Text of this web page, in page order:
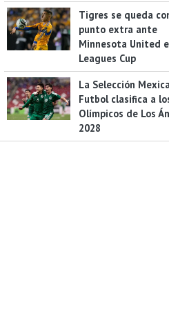
Tigres se queda
punto extra ante
Minnesota United
Leagues Cup
La Selección
Futbol clasifica a
Olímpicos de Los
2028